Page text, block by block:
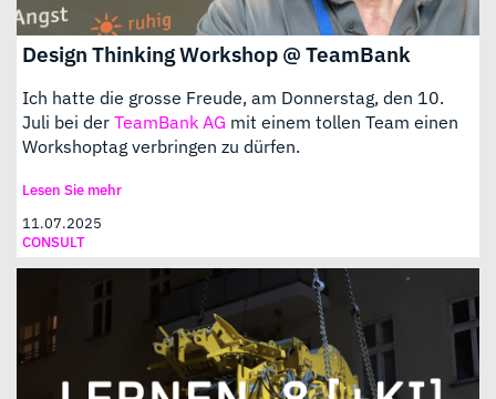
Design Thinking Workshop @ TeamBank
Ich hatte die grosse Freude, am Donnerstag, den 10.
Juli bei der TeamBank AG mit einem tollen Team einen
Workshoptag verbringen zu dürfen.
Lesen Sie mehr
11.07.2025
CONSULT